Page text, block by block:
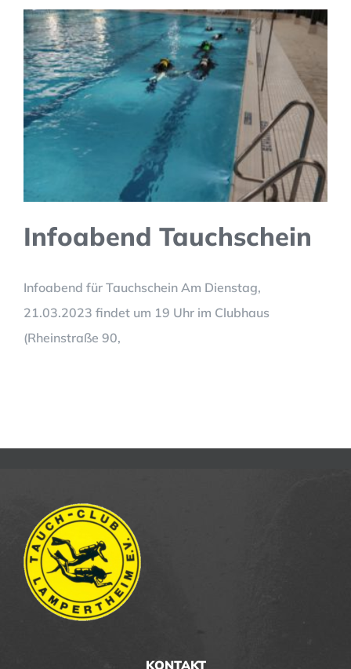
Infoabend Tauchschein
Infoabend für Tauchschein Am Dienstag,
21.03.2023 findet um 19 Uhr im Clubhaus
(Rheinstraße 90,
KONTAKT